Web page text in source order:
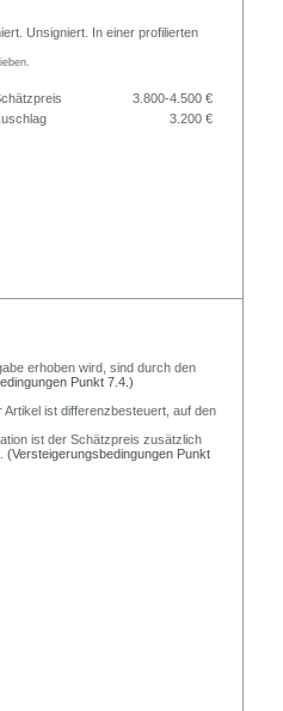
Unsigniert. In einer profilierten
3.800-4.500 €
3.200 €
erhoben wird, sind durch den
Punkt 7.4.)
ist differenzbesteuert, auf den
ist der Schätzpreis zusätzlich
(Versteigerungsbedingungen Punkt